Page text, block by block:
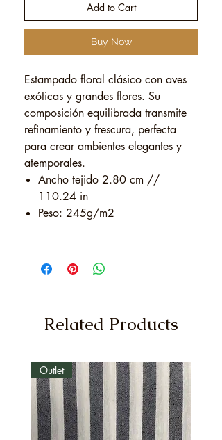
Add to Cart
Buy Now
Estampado floral clásico con aves
exóticas y grandes flores. Su
composición equilibrada transmite
refinamiento y frescura, perfecta
para crear ambientes elegantes y
atemporales.
Ancho tejido 2.80 cm //
110.24 in
Peso: 245g/m2
Related Products
Outlet